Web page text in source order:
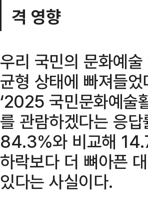
격 영향
우리 국민의 문화예
균형 상태에 빠져들
‘2025 국민문화예술
를 관람하겠다는 응
84.3%와 비교해
하락보다 더 뼈아픈
있다는 사실이다.